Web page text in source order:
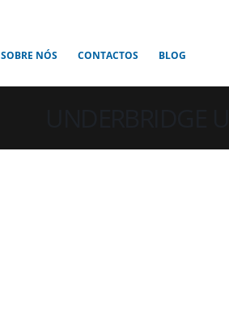
SOBRE NÓS CONTACTOS BLOG